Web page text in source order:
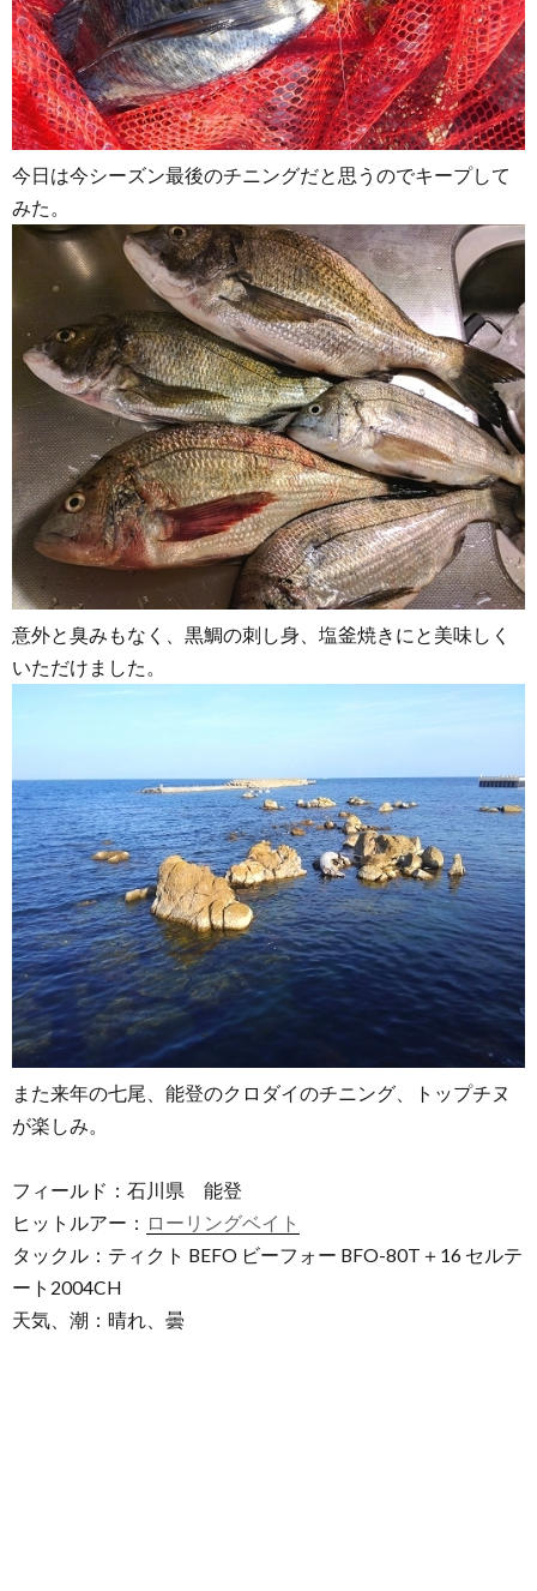
今日は今シーズン最後のチニングだと思うのでキープして
みた。
意外と臭みもなく、黒鯛の刺し身、塩釜焼きにと美味しく
いただけました。
また来年の七尾、能登のクロダイのチニング、トップチヌ
が楽しみ。
フィールド：石川県 能登
ヒットルアー： ローリングベイト
タックル：ティクト BEFO ビーフォー BFO-80T＋16 セルテ
ート2004CH
天気、潮：晴れ、曇